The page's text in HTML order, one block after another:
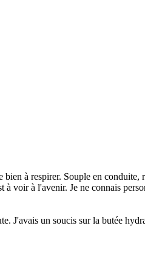
à respirer. Souple en conduite,
voir à l'avenir. Je ne connais
J'avais un soucis sur la butée